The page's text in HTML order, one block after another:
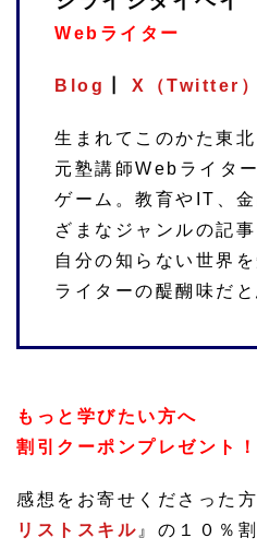
Webライター
Blog X（Twitter）
生まれてこのかた東
元塾講師Webライタ
ゲーム。教育やIT、
ざまなジャンルの記事
自分の知らない世界
ライターの醍醐味だと
もっと学びたい方へ
割引クーポンプレゼント！
感想をお寄せくださった方
リストスキル 』 の１０％